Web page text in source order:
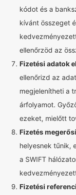
kódot és a
kívánt összeget
ellenőrzöd az
Fizetési adatok
ellenőrizd az
megjelenítheti a
árfolyamot.
ezeket, mielőtt
Fizetés
helyesnek tűnik,
a SWIFT
Fizetési